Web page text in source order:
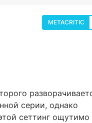
METACRITIC
серии, однако
сеттинг ощутимо